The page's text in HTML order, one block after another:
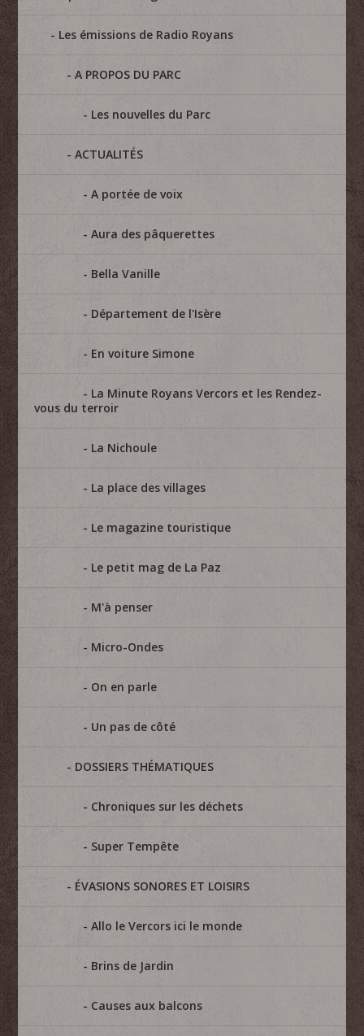
Les émissions de Radio Royans
A PROPOS DU PARC
Les nouvelles du Parc
ACTUALITÉS
A portée de voix
Aura des pâquerettes
Bella Vanille
Département de l'Isère
En voiture Simone
La Minute Royans Vercors et les Rendez-
vous du terroir
La Nichoule
La place des villages
Le magazine touristique
Le petit mag de La Paz
M'à penser
Micro-Ondes
On en parle
Un pas de côté
DOSSIERS THÉMATIQUES
Chroniques sur les déchets
Super Tempête
ÉVASIONS SONORES ET LOISIRS
Allo le Vercors ici le monde
Brins de Jardin
Causes aux balcons